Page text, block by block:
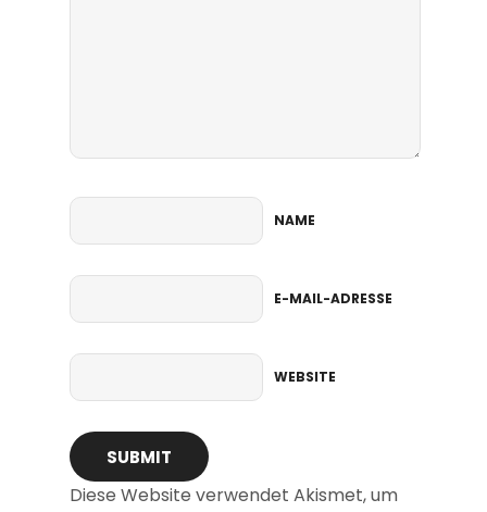
NAME
E-MAIL-ADRESSE
WEBSITE
Diese Website verwendet Akismet, um